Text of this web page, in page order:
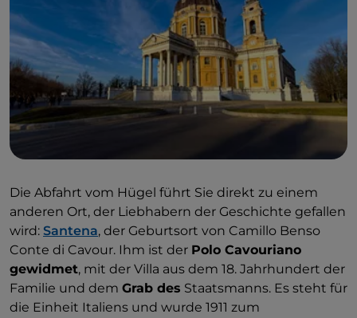
Die Abfahrt vom Hügel führt Sie direkt zu einem
anderen Ort, der Liebhabern der Geschichte gefallen
wird: Santena, der Geburtsort von Camillo Benso
Conte di Cavour. Ihm ist der Polo Cavouriano
gewidmet, mit der Villa aus dem 18. Jahrhundert der
Familie und dem Grab des Staatsmanns. Es steht für
die Einheit Italiens und wurde 1911 zum